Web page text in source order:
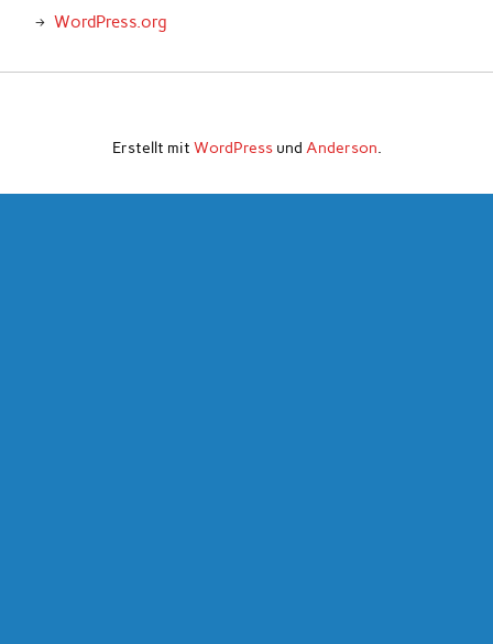
WordPress.org
Erstellt mit WordPressund Anderson.